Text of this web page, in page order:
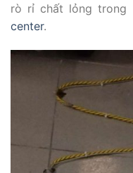
rò rỉ chất lỏng trong
center.